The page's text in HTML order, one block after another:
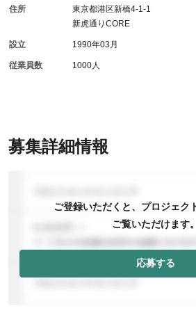
募集詳細情報
ご登録いただくと、プロジェク
ご覧いただけます。
応募する
住所
東京都港区新橋4-1-1
新虎通りCORE
設立 1990年03月
従業員数 1000人